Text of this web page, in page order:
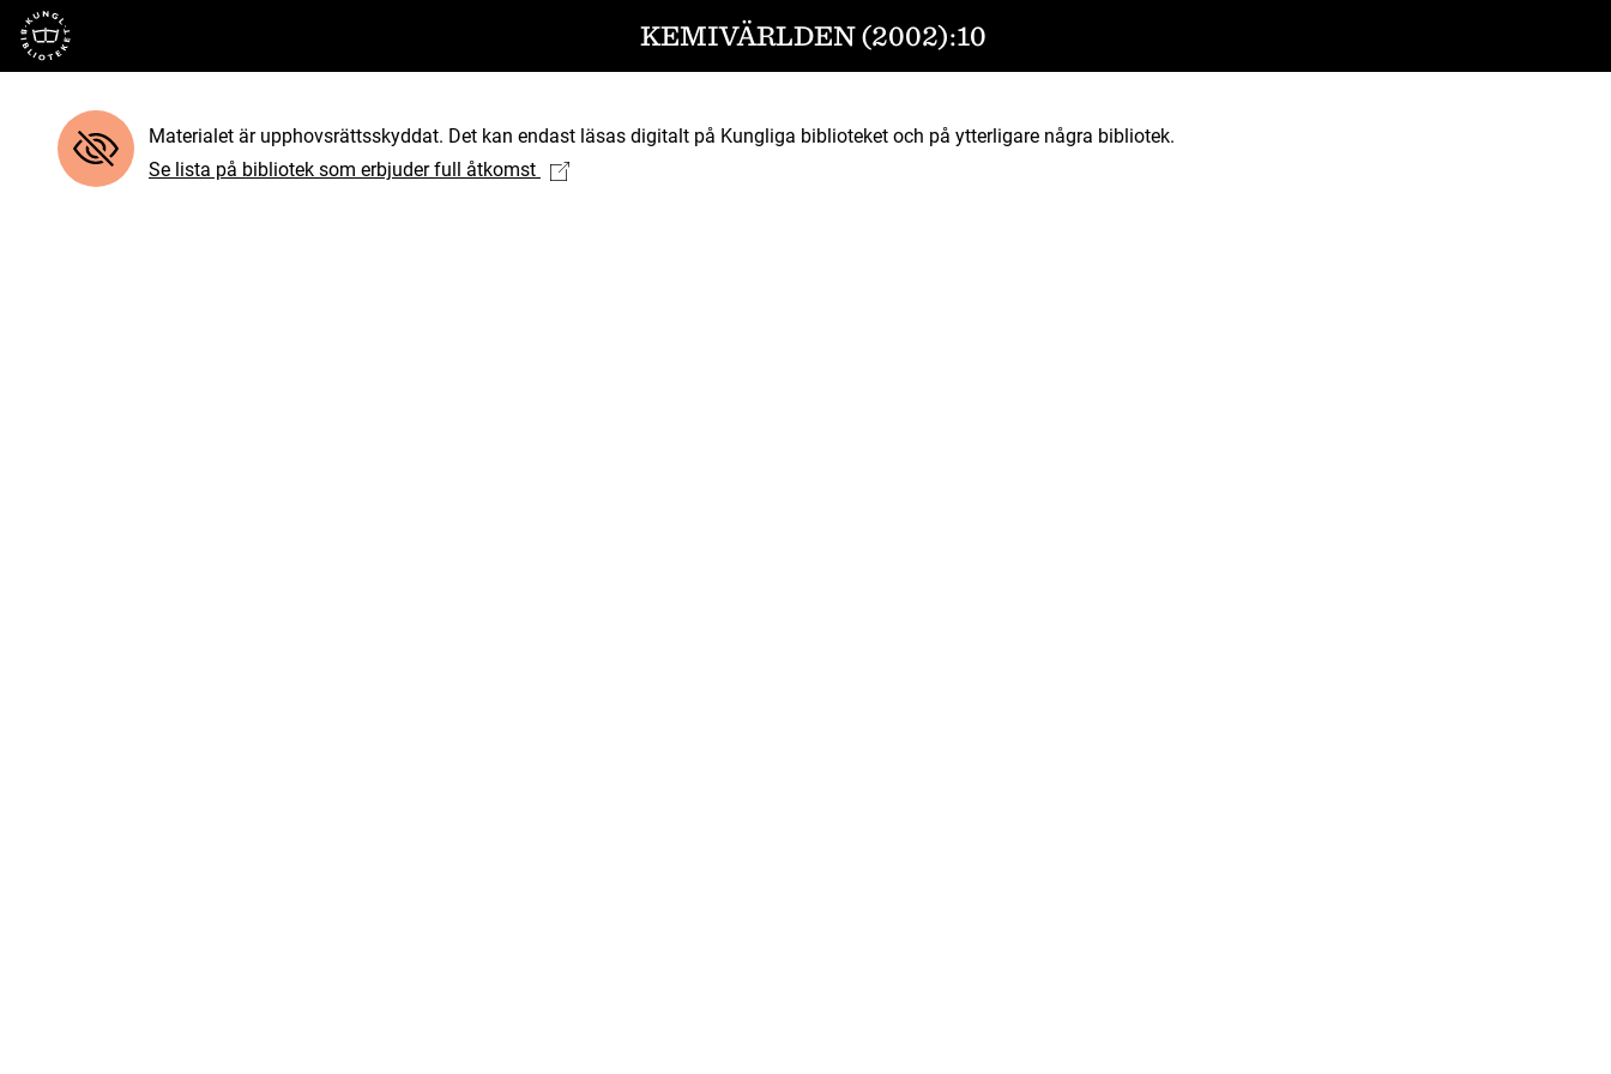
Till startsidan KEMIVÄRLDEN (2002):10
Materialet är upphovsrättsskyddat. Det kan endast läsas digitalt på Kungliga biblioteket och på ytterligare några bibliotek.
Se lista på bibliotek som erbjuder full åtkomst